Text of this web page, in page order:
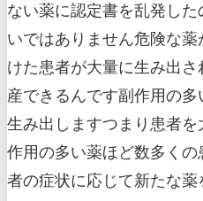
ない薬に認定書を乱発し
いではありません危険な
けた患者が大量に生み出
産できるんです副作用の
生み出しますつまり患者を
作用の多い薬ほど数多く
者の症状に応じて新たな